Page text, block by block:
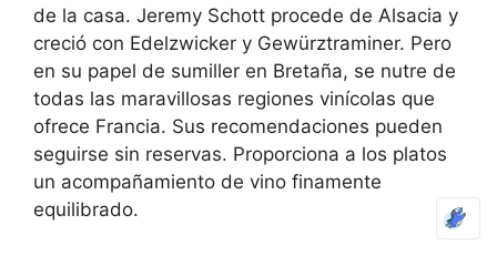
de la casa. Jeremy Schott procede de Alsacia y
creció con Edelzwicker y Gewürztraminer. Pero
en su papel de sumiller en Bretaña, se nutre de
todas las maravillosas regiones vinícolas que
ofrece Francia. Sus recomendaciones pueden
seguirse sin reservas. Proporciona a los platos
un acompañamiento de vino finamente
equilibrado.